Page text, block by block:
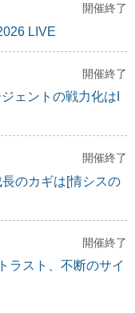
開催終了
LIVE
開催終了
ェントの戦力化はI
開催終了
のカギは[情シスの
開催終了
ラスト、不断のサイ